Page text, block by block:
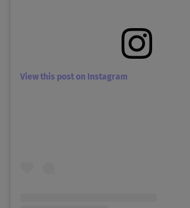
View this post on Instagram